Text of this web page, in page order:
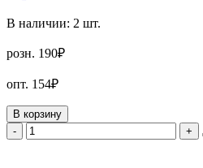
В наличии: 2 шт.
розн. 190₽
опт. 154₽
В корзину
-
+